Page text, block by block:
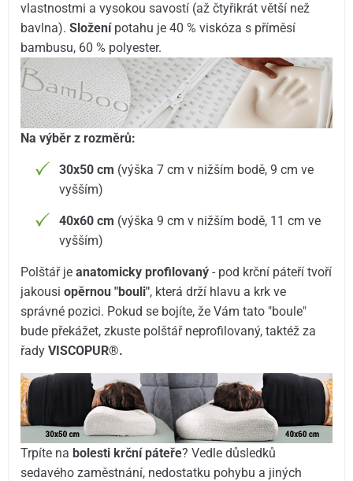
vlastnostmi a vysokou savostí (až čtyřikrát větší než
bavlna).Složenípotahu je 40 % viskóza s příměsí
bambusu, 60 % polyester.
Na výběr z rozměrů:
30x50 cm (výška 7 cm v nižším bodě, 9 cm ve
vyšším)
40x60 cm (výška 9 cm v nižším bodě, 11 cm ve
vyšším)
Polštář jeanatomicky profilovaný - pod krční páteří tvoří
jakousiopěrnou "bouli", která drží hlavu a krk ve
správné pozici. Pokud se bojíte, že Vám tato "boule"
bude překážet, zkuste polštář neprofilovaný, taktéž za
řadyVISCOPUR®.
Trpíte na bolesti krční páteře? Vedle důsledků
sedavého zaměstnání, nedostatku pohybu a jiných